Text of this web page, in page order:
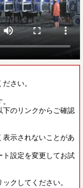
さい。
下のリンクからご確認
示されないことがあ
ト設定を変更してお試
クしてください。